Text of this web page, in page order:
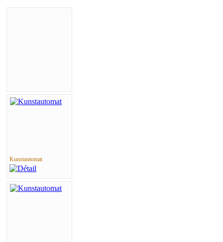
Kunstautomat